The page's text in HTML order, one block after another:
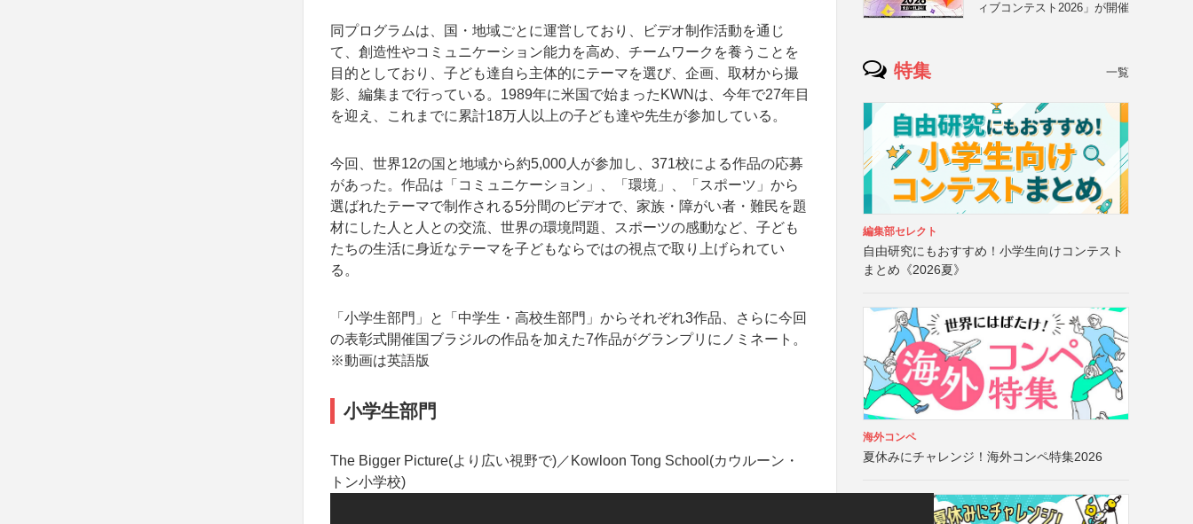
同プログラムは、国・地域ごとに運営しており、ビデオ制作活動を通じ
て、創造性やコミュニケーション能力を高め、チームワークを養うことを
目的としており、子ども達自ら主体的にテーマを選び、企画、取材から撮
影、編集まで行っている。1989年に米国で始まったKWNは、今年で27年目
を迎え、これまでに累計18万人以上の子ども達や先生が参加している。
今回、世界12の国と地域から約5,000人が参加し、371校による作品の応募
があった。作品は「コミュニケーション」、「環境」、「スポーツ」から
選ばれたテーマで制作される5分間のビデオで、家族・障がい者・難民を題
材にした人と人との交流、世界の環境問題、スポーツの感動など、子ども
たちの生活に身近なテーマを子どもならではの視点で取り上げられてい
る。
「小学生部門」と「中学生・高校生部門」からそれぞれ3作品、さらに今回
の表彰式開催国ブラジルの作品を加えた7作品がグランプリにノミネート。
※動画は英語版
小学生部門
The Bigger Picture(より広い視野で)／Kowloon Tong School(カウルーン・
トン小学校)
ィブコンテスト2026」が開催
特集 一覧
編集部セレクト
自由研究にもおすすめ！小学生向けコンテスト
まとめ《2026夏》
海外コンペ
夏休みにチャレンジ！海外コンペ特集2026